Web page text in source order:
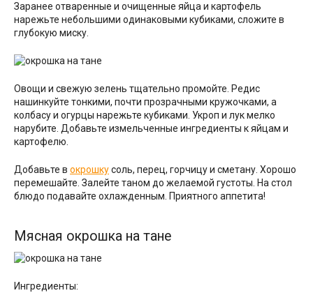
Заранее отваренные и очищенные яйца и картофель
нарежьте небольшими одинаковыми кубиками, сложите в
глубокую миску.
Овощи и свежую зелень тщательно промойте. Редис
нашинкуйте тонкими, почти прозрачными кружочками, а
колбасу и огурцы нарежьте кубиками. Укроп и лук мелко
нарубите. Добавьте измельченные ингредиенты к яйцам и
картофелю.
Добавьте в окрошкусоль, перец, горчицу и сметану. Хорошо
перемешайте. Залейте таном до желаемой густоты. На стол
блюдо подавайте охлажденным. Приятного аппетита!
Мясная окрошка на тане
Ингредиенты: